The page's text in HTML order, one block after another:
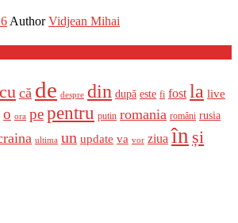
Author Vidjean Mihai
cu că de despre din după este fi fost la live
o ora pepentru putin romania români rusia
ultima un update va vor ziua în și